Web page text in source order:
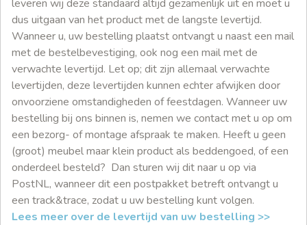
leveren wij deze standaard altijd gezamenlijk uit en moet u
dus uitgaan van het product met de langste levertijd.
Wanneer u, uw bestelling plaatst ontvangt u naast een mail
met de bestelbevestiging, ook nog een mail met de
verwachte levertijd. Let op; dit zijn allemaal verwachte
levertijden, deze levertijden kunnen echter afwijken door
onvoorziene omstandigheden of feestdagen. Wanneer uw
bestelling bij ons binnen is, nemen we contact met u op om
een bezorg- of montage afspraak te maken. Heeft u geen
(groot) meubel maar klein product als beddengoed, of een
onderdeel besteld? Dan sturen wij dit naar u op via
PostNL, wanneer dit een postpakket betreft ontvangt u
een track&trace, zodat u uw bestelling kunt volgen.
Lees meer over de levertijd van uw bestelling >>